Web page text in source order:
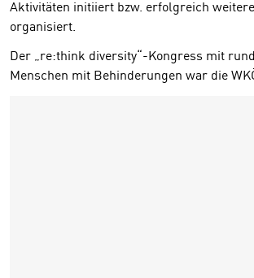
Aktivitäten initiiert bzw. erfolgreich
organisiert.
Der „re:think diversity“-Kongress mit
Menschen mit Behinderungen war die